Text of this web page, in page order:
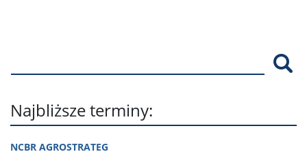
Najbliższe terminy:
NCBR AGROSTRATEG